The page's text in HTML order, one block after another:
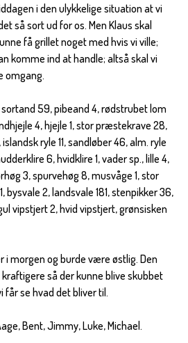
i den ulykkelige situation at vi
så sort ud for os. Men Klaus skal
få grillet noget med hvis vi ville;
komme ind at handle; altså skal vi
omgang.
59, pibeand 4, rødstrubet lom
4, hjejle 1, stor præstekrave 28,
ryle 11, sandløber 46, alm. ryle
6, hvidklire 1, vader sp., lille 4,
3, spurvehøg 8, musvåge 1, stor
bysvale 2, landsvale 181, stenpikker 36,
vipstjert 2, hvid vipstjert, grønsisken
morgen og burde være østlig. Den
så der kunne blive skubbet
får se hvad det bliver til.
Bent, Jimmy, Luke, Michael.